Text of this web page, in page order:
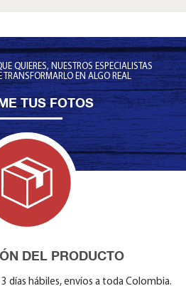
QUIERES, NUESTROS ESPECIALISTAS
TRANSFORMARLO EN ALGO REAL
TUS FOTOS
DEL PRODUCTO
3 días hábiles, envíos a toda Colombia.